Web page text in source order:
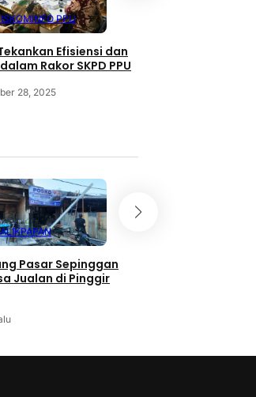
PPU
Efisiensi dan
Rakor SKPD PPU
28, 2025
Pasar Sepinggan
Jualan di Pinggir